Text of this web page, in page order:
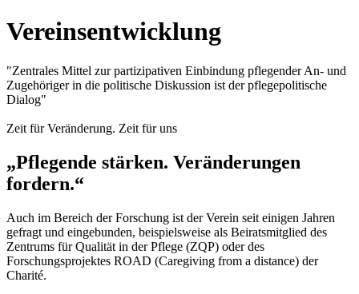
Vereinsentwicklung
"Zentrales Mittel zur partizipativen Einbindung pflegender An- und
Zugehöriger in die politische Diskussion ist der pflegepolitische
Dialog"
Zeit für Veränderung. Zeit für uns
„Pflegende stärken. Veränderungen
fordern.“
Auch im Bereich der Forschung ist der Verein seit einigen Jahren
gefragt und eingebunden, beispielsweise als Beiratsmitglied des
Zentrums für Qualität in der Pflege (ZQP) oder des
Forschungsprojektes ROAD (Caregiving from a distance) der
Charité.